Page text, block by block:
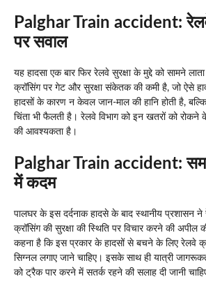
Palghar Train accident: रेलवे
पर सवाल
यह हादसा एक बार फिर रेलवे सुरक्षा के मुद्दे को सामने
क्रॉसिंग पर गेट और सुरक्षा संकेतक की कमी है, जो ऐसे
हादसों के कारण न केवल जान-माल की हानि होती है,
चिंता भी फैलती है। रेलवे विभाग को इन खतरों को
की आवश्यकता है।
Palghar Train accident:
में कदम
पालघर के इस दर्दनाक हादसे के बाद स्थानीय प्रशासन
क्रॉसिंग की सुरक्षा की स्थिति पर विचार करने की अपील
कहना है कि इस प्रकार के हादसों से बचने के लिए रेलवे
सिग्नल लगाए जाने चाहिए। इसके साथ ही यात्री
को ट्रैक पार करने में सतर्क रहने की सलाह दी जानी